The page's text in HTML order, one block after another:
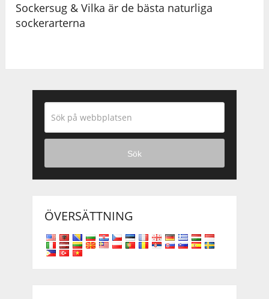
Sockersug & Vilka är de bästa naturliga
sockerarterna
Sök
ÖVERSÄTTNING